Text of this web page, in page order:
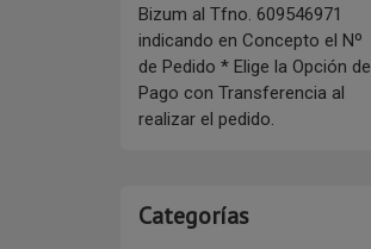
Bizum al Tfno. 609546971
indicando en Concepto el Nº
de Pedido * Elige la Opción de
Pago con Transferencia al
realizar el pedido.
Categorías